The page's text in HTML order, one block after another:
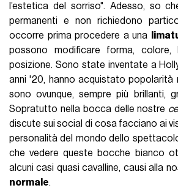
l’estetica del sorriso". Adesso, so
permanenti e non richiedono
occorre prima procedere a una
possono modificare forma, colore,
posizione. Sono state inventate a
anni '20, hanno acquistato popolarità
sono ovunque, sempre più brillanti,
Sopratutto nella bocca delle nostre
discute sui social di cosa facciano ai
personalità del mondo dello
che vedere queste bocche bianco
alcuni casi quasi cavalline, causi alla
normale.